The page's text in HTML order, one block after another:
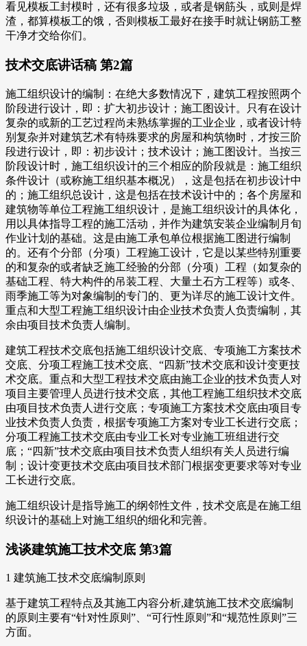
看见模板工封模时，还有很多垃圾，或者是钢筋头，或则是焊
渣，都算模板工的饿，否则模板工最好在接手时就让钢筋工整
干净才交给你们。
技术交底讲话稿 第2篇
施工组织设计的编制：在绝大多数情况下，建筑工程按照两个
阶段进行设计，即：扩大初步设计；施工图设计。只有在设计
复杂的或新的工艺过程尚未熟练掌握的工业企业，或者设计特
别复杂并对建筑艺术有特殊要求的房屋和构筑物时，才按三阶
段进行设计，即：初步设计；技术设计；施工图设计。当按三
阶段设计时，施工组织设计的三个相应的阶段就是：施工组织
条件设计（或称施工组织基本概况），这是包括在初步设计中
的；施工组织总设计，这是包括在技术设计中的；各个房屋和
建筑物等单位工程施工组织设计，是施工组织设计的具体化，
用以具体指导工程的施工活动，并作为建筑安装企业编制月旬
作业计划的基础。这是由施工承包单位根据施工图进行编制
的。还有个分部（分项）工程施工设计，它是以某些特别重要
的和复杂的或者缺乏施工经验的分部（分项）工程（如复杂的
基础工程、特大构件的吊装工程、大量土石方工程等）或冬、
雨季施工等为对象编制的专门的、更为详尽的施工设计文件。
重点和大型工程施工组织设计由企业技术负责人负责编制，其
余由项目技术负责人编制。
建筑工程技术交底包括施工组织设计交底、专项施工方案技术
交底、分项工程施工技术交底、“四新”技术交底和设计变更技
术交底。重点和大型工程技术交底由施工企业的技术负责人对
项目主要管理人员进行技术交底，其他工程施工组织技术交底
由项目技术负责人进行交底；专项施工方案技术交底由项目专
业技术负责人负责，根据专项施工方案对专业工长进行交底；
分项工程施工技术交底由专业工长对专业施工班组进行交
底；“四新”技术交底由项目技术负责人组织有关人员进行编
制；设计变更技术交底由项目技术部门根据变更要求等对专业
工长进行交底。
施工组织设计是指导施工的纲邻性文件，技术交底是在施工组
织设计的基础上对施工组织的细化和完善。
浅谈建筑施工技术交底 第3篇
1 建筑施工技术交底编制原则
基于建筑工程特点及其施工内容分析,建筑施工技术交底编制
的原则主要有“针对性原则”、“可行性原则”和“规范性原则”三
方面。